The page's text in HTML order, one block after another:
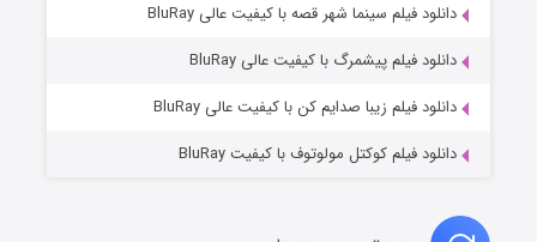
دانلود فیلم سینما شهر قصه با کیفیت عالی BluRay
دانلود فیلم پیشمرگ با کیفیت عالی BluRay
دانلود فیلم زیبا صدایم کن با کیفیت عالی BluRay
دانلود فیلم کوکتل مولوتوف با کیفیت BluRay